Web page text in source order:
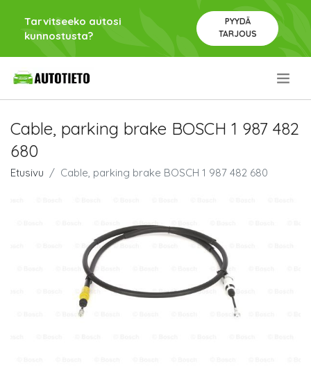
Tarvitseeko autosi
kunnostusta?
PYYDÄ
TARJOUS
Cable, parking brake BOSCH 1 987 482
680
Etusivu Cable, parking brake BOSCH 1 987 482 680